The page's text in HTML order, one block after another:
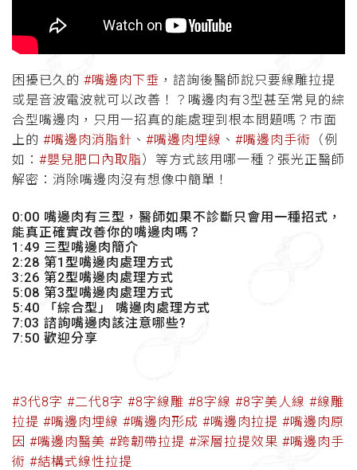
困擾已久的 #嘴邊肉下垂 ，諮詢後醫師說只要線雕拉提
或是音波電波就可以改善！？嘴邊肉有3型甚至常見的綜
合型嘴邊肉，只用一招真的能處理到根本問題嗎？市面
上的 #嘴邊肉消脂針 、 #嘴邊肉埋線 、 #嘴邊肉手術 （例
如： #嬰兒肥口內取脂）等方式該用哪一種？張光正醫師
解密：消除嘴邊肉沒有想像中簡單！
0:00 嘴邊肉有三型，醫師如果不診斷只會用一種招式，
能真正確實改善你的嘴邊肉嗎？
1:49 三型嘴邊肉簡介
2:28 第1型嘴邊肉處理方式
3:26 第2型嘴邊肉處理方式
5:08 第3型嘴邊肉處理方式
5:40 「綜合型」 嘴邊肉處理方式
7:03 諮詢嘴邊肉該注意哪些?
7:50 歡迎分享
#3代8字​ #二代8字​ #8字線雕​ #8字線​ #8字美人線​ #線雕
拉提​ #嘴邊肉埋線​ #嘴邊肉形成​ #嘴邊肉拉提​ #嘴邊肉原
因​ #嘴邊肉醫美​ #跨韌帶拉提​ #深層拉提效果​ #嘴邊肉手
術​ #結構式線性拉提